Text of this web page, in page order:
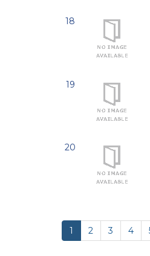
18
19
20
1 2 3 4